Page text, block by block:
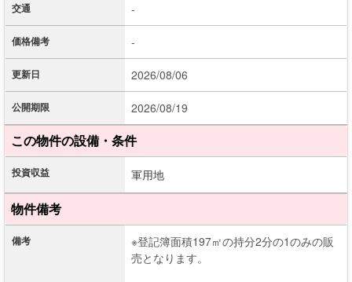
交通 -
価格備考 -
更新日 2026/08/06
公開期限 2026/08/19
この物件の設備・条件
投資収益 軍用地
物件備考
備考
※登記簿面積197㎡の持分2分の1のみの販
売となります。